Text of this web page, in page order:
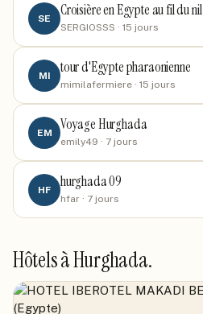
SE Croisière en Egypte au fil du nil
SERGIOSSS · 15 jours
MI tour d'Egypte pharaonienne
mimilafermiere · 15 jours
EM Voyage Hurghada
emily49 · 7 jours
HF hurghada 09
hfar · 7 jours
Hôtels àHurghada.